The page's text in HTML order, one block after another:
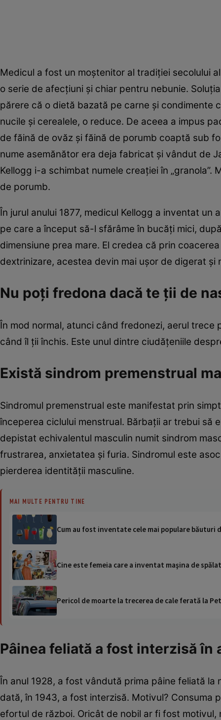
Medicul a fost un moştenitor al tradiţiei secolului
o serie de afecţiuni şi chiar pentru nebunie.
părere că o dietă bazată pe carne şi condimente
nucile şi cerealele, o reduce. De aceea a impus
de făină de ovăz şi făină de porumb coaptă sub
nume asemănător era deja fabricat şi vândut de
Kellogg i-a schimbat numele creaţiei în
de porumb.
În jurul anului 1877, medicul Kellogg a inventat
pe care a început să-l sfărâme în bucăţi mici,
dimensiune prea mare. El credea că prin
dextrinizare, acestea devin mai uşor de digerat şi
Nu poţi fredona dacă te ții de
În mod normal, atunci când fredonezi, aerul
când îl ţii închis. Este unul dintre ciudăţeniile
Există sindrom premenstrual
Sindromul premenstrual este manifestat prin
începerea ciclului menstrual. Bărbații ar trebui să
depistat echivalentul masculin numit sindrom
frustrarea, anxietatea și furia. Sindromul este
pierderea identității masculine.
MAI MULTE PENTRU TINE
Cum au fost inventate cele mai populare băuturi
Cine este femeia care a inventat maşina de
Pericol de moarte la trecerea de cale ferată la
Pâinea feliată a fost interzisă în
În anul 1928, a fost vândută prima pâine feliată
dată, în 1943, a fost interzisă. Motivul? Consuma
efortul de război. Oricât de nobil ar fi fost